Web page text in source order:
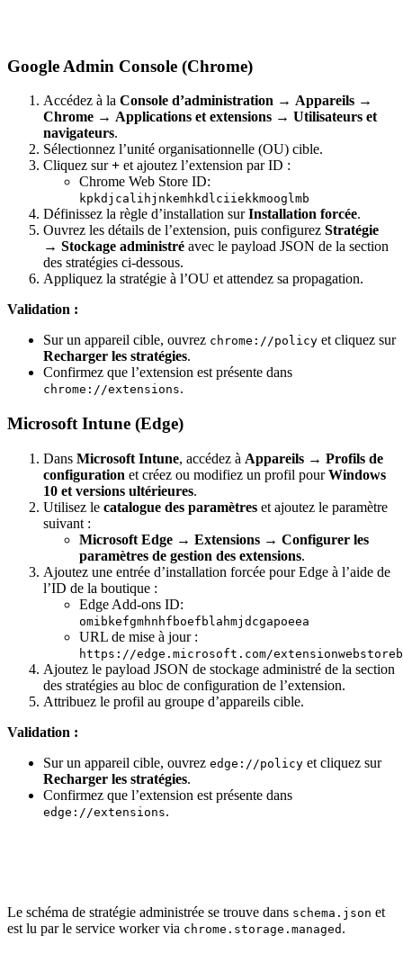
Google Admin Console (Chrome)
Accédez à la Console d’administration → Appareils →
Chrome → Applications et extensions → Utilisateurs et
navigateurs.
Sélectionnez l’unité organisationnelle (OU) cible.
Cliquez sur+ et ajoutez l’extension par ID :
Chrome Web Store ID:
kpkdjcalihjnkemhkdlciiekkmooglmb
Définissez la règle d’installation surInstallation forcée.
Ouvrez les détails de l’extension, puis configurez Stratégie
→ Stockage administré avec le payload JSON de la section
des stratégies ci-dessous.
Appliquez la stratégie à l’OU et attendez sa propagation.
Validation :
Sur un appareil cible, ouvrez chrome://policy et cliquez sur
Recharger les stratégies.
Confirmez que l’extension est présente dans
chrome://extensions.
Microsoft Intune (Edge)
Dans Microsoft Intune, accédez à Appareils → Profils de
configuration et créez ou modifiez un profil pourWindows
10 et versions ultérieures.
Utilisez le catalogue des paramètres et ajoutez le paramètre
suivant :
Microsoft Edge → Extensions → Configurer les
paramètres de gestion des extensions.
Ajoutez une entrée d’installation forcée pour Edge à l’aide de
l’ID de la boutique :
Edge Add-ons ID:
omibkefgmhnhfboefblahmjdcgapoeea
URL de mise à jour :
https://edge.microsoft.com/
Ajoutez le payload JSON de stockage administré de la section
des stratégies au bloc de configuration de l’extension.
Attribuez le profil au groupe d’appareils cible.
Validation :
Sur un appareil cible, ouvrez edge://policy et cliquez sur
Recharger les stratégies.
Confirmez que l’extension est présente dans
edge://extensions.
Le schéma de stratégie administrée se trouve dans schema.json et
est lu par le service worker via chrome.storage.managed .